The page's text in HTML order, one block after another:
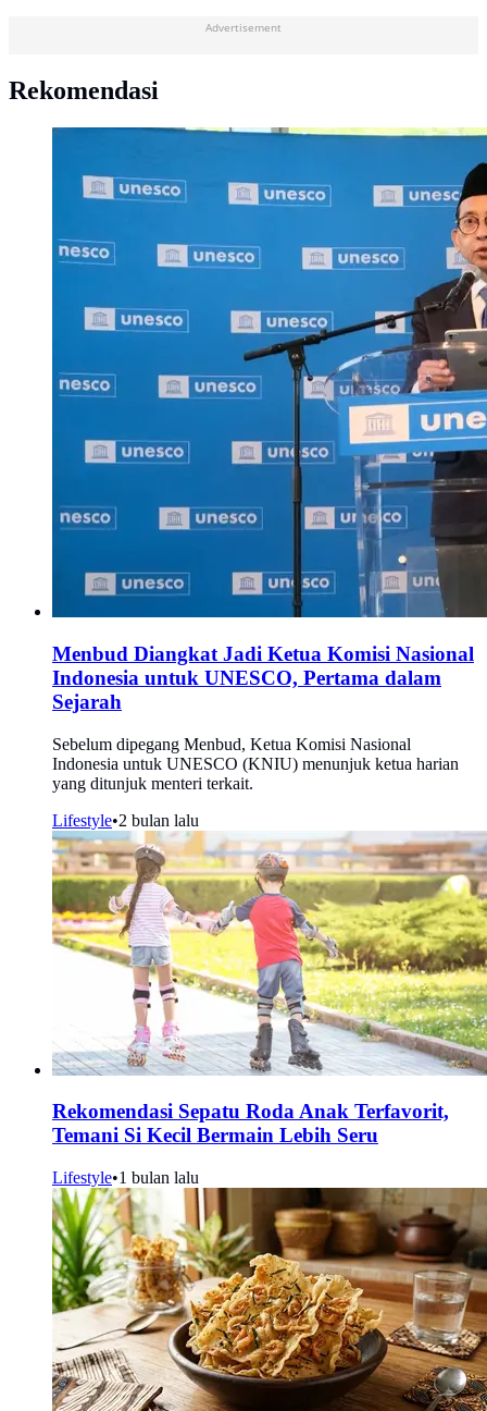
Advertisement
Rekomendasi
Menbud Diangkat Jadi Ketua Komisi Nasional
Indonesia untuk UNESCO, Pertama dalam
Sejarah
Sebelum dipegang Menbud, Ketua Komisi Nasional
Indonesia untuk UNESCO (KNIU) menunjuk ketua harian
yang ditunjuk menteri terkait.
Lifestyle•2 bulan lalu
Rekomendasi Sepatu Roda Anak Terfavorit,
Temani Si Kecil Bermain Lebih Seru
Lifestyle•1 bulan lalu